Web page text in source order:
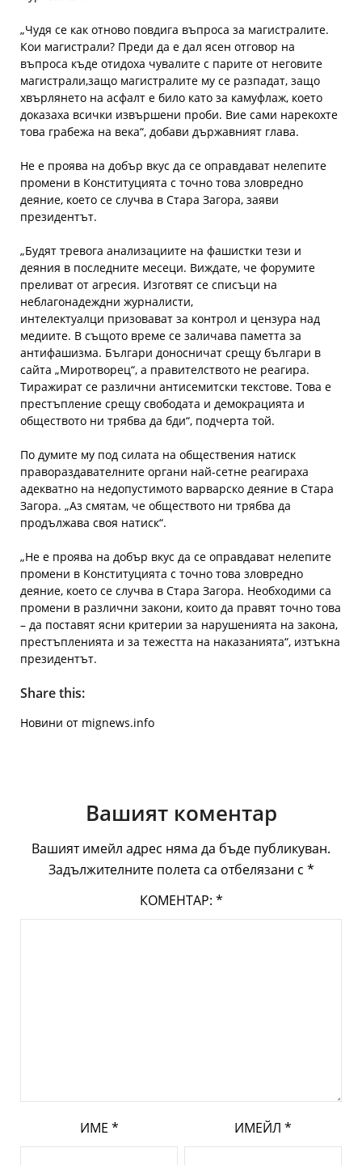
„Чудя се как отново повдига въпроса за магистралите.
Кои магистрали? Преди да е дал ясен отговор на
въпроса къде отидоха чувалите с парите от неговите
магистрали,защо магистралите му се разпадат, защо
хвърлянето на асфалт е било като за камуфлаж, което
доказаха всички извършени проби. Вие сами нарекохте
това грабежа на века“, добави държавният глава.
Не е проява на добър вкус да се оправдават нелепите
промени в Конституцията с точно това зловредно
деяние, което се случва в Стара Загора, заяви
президентът.
„Будят тревога анализациите на фашистки тези и
деяния в последните месеци. Виждате, че форумите
преливат от агресия. Изготвят се списъци на
неблагонадеждни журналисти,
интелектуалци призовават за контрол и цензура над
медиите. В същото време се заличава паметта за
антифашизма. Българи доносничат срещу българи в
сайта „Миротворец“, а правителството не реагира.
Тиражират се различни антисемитски текстове. Това е
престъпление срещу свободата и демокрацията и
обществото ни трябва да бди“, подчерта той.
По думите му под силата на обществения натиск
правораздавателните органи най-сетне реагираха
адекватно на недопустимото варварско деяние в Стара
Загора. „Аз смятам, че обществото ни трябва да
продължава своя натиск“.
„Не е проява на добър вкус да се оправдават нелепите
промени в Конституцията с точно това зловредно
деяние, което се случва в Стара Загора. Необходими са
промени в различни закони, които да правят точно това
– да поставят ясни критерии за нарушенията на закона,
престъпленията и за тежестта на наказанията“, изтъкна
президентът.
Share this:
Новини от mignews.info
Вашият коментар
Вашият имейл адрес няма да бъде публикуван.
Задължителните полета са отбелязани с *
КОМЕНТАР: *
ИМЕ * ИМЕЙЛ *